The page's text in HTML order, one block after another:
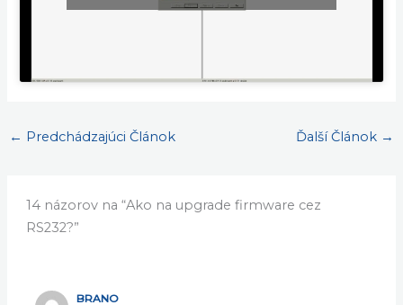
← Predchádzajúci Článok Ďalší Článok →
14 názorov na “Ako na upgrade firmware cez
RS232?”
BRANO